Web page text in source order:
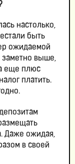
настолько,
быть
ожидаемой
выше,
еще плюс
платить.
Даже ожидая,
в своей